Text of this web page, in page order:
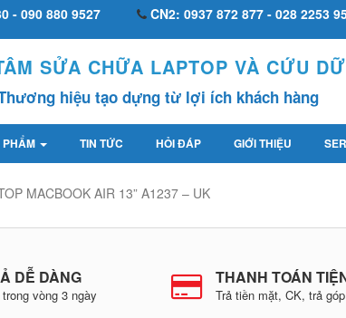
- 090 880 9527 CN2: 0937 872 877 - 028 2253
SỬA CHỮA LAPTOP VÀ CỨU
hiệu tạo dựng từ lợi ích khách hàng
TIN TỨC HỎI ĐÁP GIỚI THIỆU
MACBOOK AIR 13” A1237 – UK
DỄ DÀNG
vòng 3 ngày
THANH TOÁN
Trả tiền mặt, CK, trả